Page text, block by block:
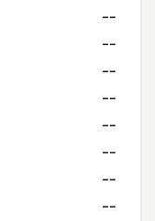
--
--
--
--
--
--
--
--